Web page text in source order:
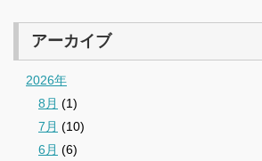
アーカイブ
2026年
8月 (1)
7月 (10)
6月 (6)